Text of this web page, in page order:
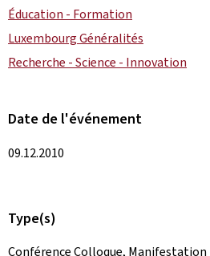
Éducation - Formation
Luxembourg Généralités
Recherche - Science - Innovation
Date de l'événement
09.12.2010
Type(s)
Conférence Colloque, Manifestation